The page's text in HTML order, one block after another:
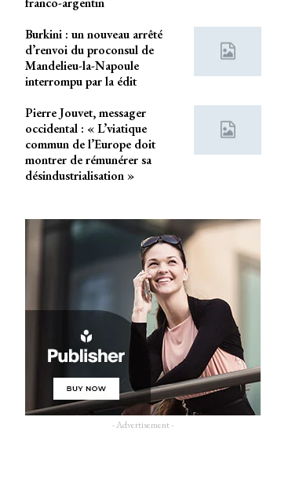
Burkini : un nouveau arrêté
d’renvoi du proconsul de
Mandelieu-la-Napoule
interrompu par la édit
Pierre Jouvet, messager
occidental : « L’viatique
commun de l’Europe doit
montrer de rémunérer sa
désindustrialisation »
- Advertisement -